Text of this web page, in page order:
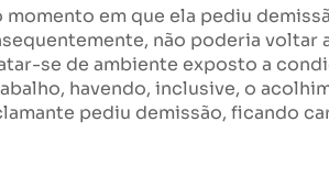
em que ela pediu
não poderia voltar
se de ambiente exposto a
havendo, inclusive, o
pediu demissão, ficando